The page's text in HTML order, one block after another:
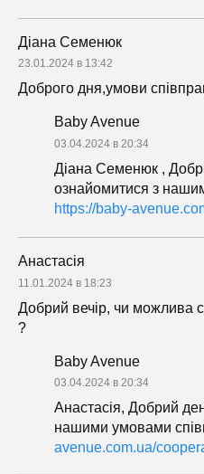
Діана Семенюк
23.01.2024 в 13:42
Доброго дня,умови
Baby Avenue
03.04.2024 в 20:34
Діана Семенюк ,
ознайомитися з
https://baby-
Анастасія
11.01.2024 в 18:23
Добрий вечір, чи можлива
?
Baby Avenue
03.04.2024 в 20:34
Анастасія, Добрий
нашими умовами
avenue.com.ua/